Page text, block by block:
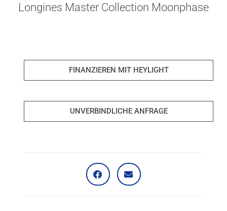
Longines Master Collection Moonphase
FINANZIEREN MIT HEYLIGHT
UNVERBINDLICHE ANFRAGE